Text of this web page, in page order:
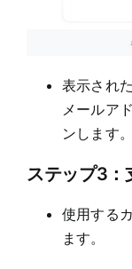
表示され
メールア
ンします。
ステップ3：
使用する
ます。